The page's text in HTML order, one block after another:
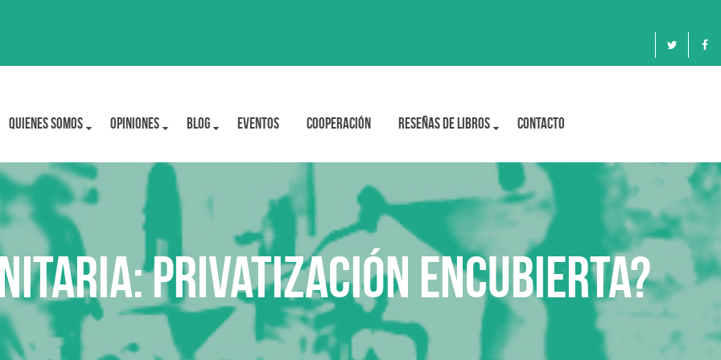
Quienes Somos OPINIONES BLOG Eventos Cooperación Reseñas de libros Contacto
Privatización encubierta?